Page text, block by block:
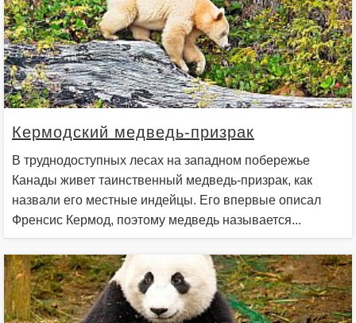
Кермодский медведь-призрак
В труднодоступных лесах на западном побережье
Канады живет таинственный медведь-призрак, как
назвали его местные индейцы. Его впервые описал
Френсис Кермод, поэтому медведь называется...